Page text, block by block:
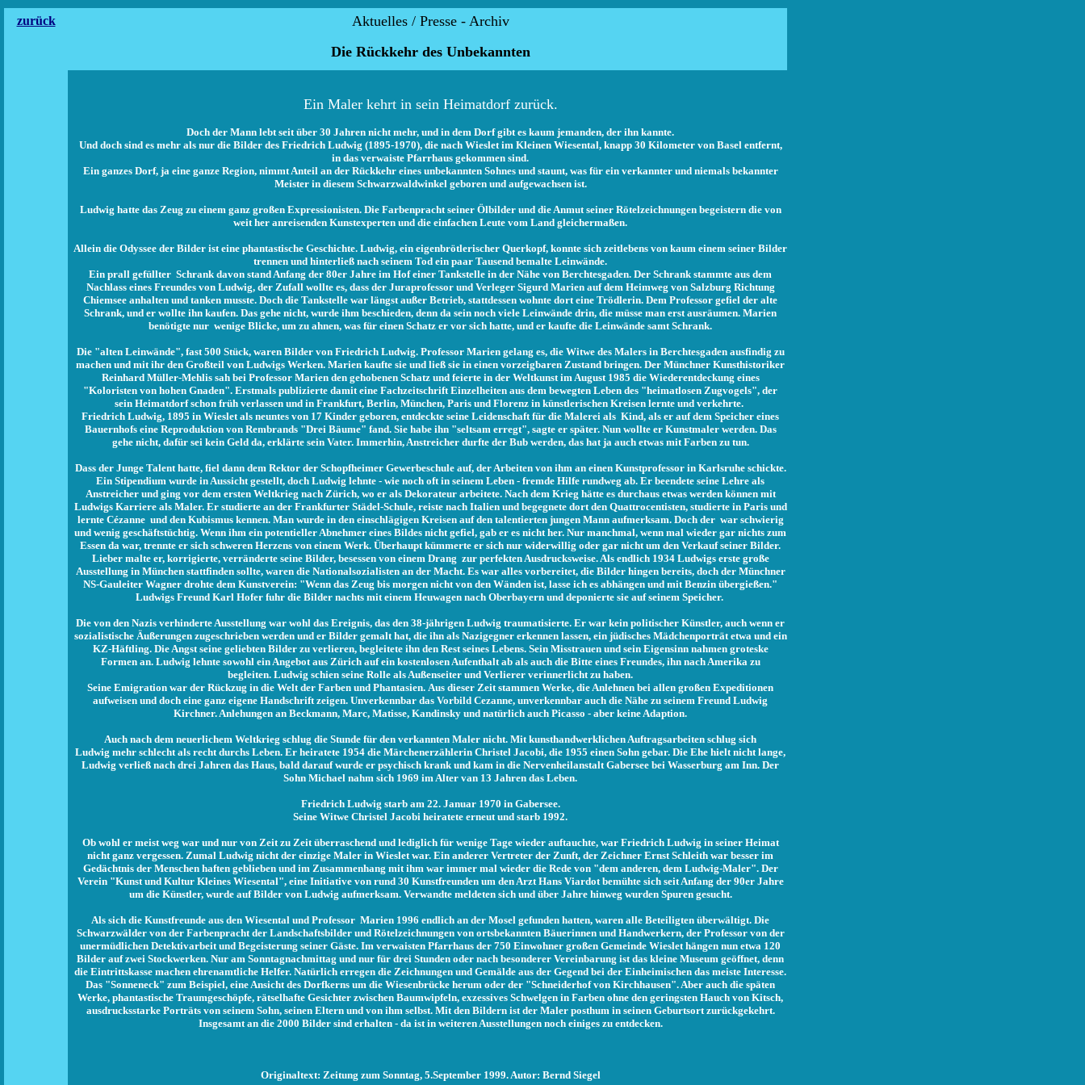
zurück
Aktuelles / Presse - Archiv
Die Rückkehr des Unbekannten
Ein Maler kehrt in sein Heimatdorf zurück.
Doch der Mann lebt seit über 30 Jahren nicht mehr, und in dem Dorf gibt es kaum jemanden, der ihn kannte.
Und doch sind es mehr als nur die Bilder des Friedrich Ludwig (1895-1970), die nach Wieslet im Kleinen Wiesental, knapp 30 Kilometer von Basel entfernt,
in das verwaiste Pfarrhaus gekommen sind.
Ein ganzes Dorf, ja eine ganze Region, nimmt Anteil an der Rückkehr eines unbekannten Sohnes und staunt, was für ein verkannter und niemals bekannter
Meister in diesem Schwarzwaldwinkel geboren und aufgewachsen ist.
Ludwig hatte das Zeug zu einem ganz großen Expressionisten. Die Farbenpracht seiner Ölbilder und die Anmut seiner Rötelzeichnungen begeistern die von
weit her anreisenden Kunstexperten und die einfachen Leute vom Land gleichermaßen.
Allein die Odyssee der Bilder ist eine phantastische Geschichte. Ludwig, ein eigenbrötlerischer Querkopf, konnte sich zeitlebens von kaum einem seiner Bilder
trennen und hinterließ nach seinem Tod ein paar Tausend bemalte Leinwände.
Ein prall gefüllter Schrank davon stand Anfang der 80er Jahre im Hof einer Tankstelle in der Nähe von Berchtesgaden. Der Schrank stammte aus dem
Nachlass eines Freundes von Ludwig, der Zufall wollte es, dass der Juraprofessor und Verleger Sigurd Marien auf dem Heimweg von Salzburg Richtung
Chiemsee anhalten und tanken musste. Doch die Tankstelle war längst außer Betrieb, stattdessen wohnte dort eine Trödlerin. Dem Professor gefiel der alte
Schrank, und er wollte ihn kaufen. Das gehe nicht, wurde ihm beschieden, denn da sein noch viele Leinwände drin, die müsse man erst ausräumen. Marien
benötigte nur wenige Blicke, um zu ahnen, was für einen Schatz er vor sich hatte, und er kaufte die Leinwände samt Schrank.
Die "alten Leinwände", fast 500 Stück, waren Bilder von Friedrich Ludwig. Professor Marien gelang es, die Witwe des Malers in Berchtesgaden ausfindig zu
machen und mit ihr den Großteil von Ludwigs Werken. Marien kaufte sie und ließ sie in einen vorzeigbaren Zustand bringen. Der Münchner Kunsthistoriker
Reinhard Müller-Mehlis sah bei Professor Marien den gehobenen Schatz und feierte in der Weltkunst im August 1985 die Wiederentdeckung eines
"Koloristen von hohen Gnaden". Erstmals publizierte damit eine Fachzeitschrift Einzelheiten aus dem bewegten Leben des "heimatlosen Zugvogels", der
sein Heimatdorf schon früh verlassen und in Frankfurt, Berlin, München, Paris und Florenz in künstlerischen Kreisen lernte und verkehrte.
Friedrich Ludwig, 1895 in Wieslet als neuntes von 17 Kinder geboren, entdeckte seine Leidenschaft für die Malerei als Kind, als er auf dem Speicher eines
Bauernhofs eine Reproduktion von Rembrands "Drei Bäume" fand. Sie habe ihn "seltsam erregt", sagte er später. Nun wollte er Kunstmaler werden. Das
gehe nicht, dafür sei kein Geld da, erklärte sein Vater. Immerhin, Anstreicher durfte der Bub werden, das hat ja auch etwas mit Farben zu tun.
Dass der Junge Talent hatte, fiel dann dem Rektor der Schopfheimer Gewerbeschule auf, der Arbeiten von ihm an einen Kunstprofessor in Karlsruhe schickte.
Ein Stipendium wurde in Aussicht gestellt, doch Ludwig lehnte - wie noch oft in seinem Leben - fremde Hilfe rundweg ab. Er beendete seine Lehre als
Anstreicher und ging vor dem ersten Weltkrieg nach Zürich, wo er als Dekorateur arbeitete. Nach dem Krieg hätte es durchaus etwas werden können mit
Ludwigs Karriere als Maler. Er studierte an der Frankfurter Städel-Schule, reiste nach Italien und begegnete dort den Quattrocentisten, studierte in Paris und
lernte Cézanne und den Kubismus kennen. Man wurde in den einschlägigen Kreisen auf den talentierten jungen Mann aufmerksam. Doch der war schwierig
und wenig geschäftstüchtig. Wenn ihm ein potentieller Abnehmer eines Bildes nicht gefiel, gab er es nicht her. Nur manchmal, wenn mal wieder gar nichts zum
Essen da war, trennte er sich schweren Herzens von einem Werk. Überhaupt kümmerte er sich nur widerwillig oder gar nicht um den Verkauf seiner Bilder.
Lieber malte er, korrigierte, verränderte seine Bilder, besessen von einem Drang zur perfekten Ausdrucksweise. Als endlich 1934 Ludwigs erste große
Ausstellung in München stattfinden sollte, waren die Nationalsozialisten an der Macht. Es war alles vorbereitet, die Bilder hingen bereits, doch der Münchner
NS-Gauleiter Wagner drohte dem Kunstverein: "Wenn das Zeug bis morgen nicht von den Wänden ist, lasse ich es abhängen und mit Benzin übergießen."
Ludwigs Freund Karl Hofer fuhr die Bilder nachts mit einem Heuwagen nach Oberbayern und deponierte sie auf seinem Speicher.
Die von den Nazis verhinderte Ausstellung war wohl das Ereignis, das den 38-jährigen Ludwig traumatisierte. Er war kein politischer Künstler, auch wenn er
sozialistische Äußerungen zugeschrieben werden und er Bilder gemalt hat, die ihn als Nazigegner erkennen lassen, ein jüdisches Mädchenporträt etwa und ein
KZ-Häftling. Die Angst seine geliebten Bilder zu verlieren, begleitete ihn den Rest seines Lebens. Sein Misstrauen und sein Eigensinn nahmen groteske
Formen an. Ludwig lehnte sowohl ein Angebot aus Zürich auf ein kostenlosen Aufenthalt ab als auch die Bitte eines Freundes, ihn nach Amerika zu
begleiten. Ludwig schien seine Rolle als Außenseiter und Verlierer verinnerlicht zu haben.
Seine Emigration war der Rückzug in die Welt der Farben und Phantasien. Aus dieser Zeit stammen Werke, die Anlehnen bei allen großen Expeditionen
aufweisen und doch eine ganz eigene Handschrift zeigen. Unverkennbar das Vorbild Cezanne, unverkennbar auch die Nähe zu seinem Freund Ludwig
Kirchner. Anlehungen an Beckmann, Marc, Matisse, Kandinsky und natürlich auch Picasso - aber keine Adaption.
Auch nach dem neuerlichem Weltkrieg schlug die Stunde für den verkannten Maler nicht. Mit kunsthandwerklichen Auftragsarbeiten schlug sich
Ludwig mehr schlecht als recht durchs Leben. Er heiratete 1954 die Märchenerzählerin Christel Jacobi, die 1955 einen Sohn gebar. Die Ehe hielt nicht lange,
Ludwig verließ nach drei Jahren das Haus, bald darauf wurde er psychisch krank und kam in die Nervenheilanstalt Gabersee bei Wasserburg am Inn. Der
Sohn Michael nahm sich 1969 im Alter van 13 Jahren das Leben.
Friedrich Ludwig starb am 22. Januar 1970 in Gabersee.
Seine Witwe Christel Jacobi heiratete erneut und starb 1992.
Ob wohl er meist weg war und nur von Zeit zu Zeit überraschend und lediglich für wenige Tage wieder auftauchte, war Friedrich Ludwig in seiner Heimat
nicht ganz vergessen. Zumal Ludwig nicht der einzige Maler in Wieslet war. Ein anderer Vertreter der Zunft, der Zeichner Ernst Schleith war besser im
Gedächtnis der Menschen haften geblieben und im Zusammenhang mit ihm war immer mal wieder die Rede von "dem anderen, dem Ludwig-Maler". Der
Verein "Kunst und Kultur Kleines Wiesental", eine Initiative von rund 30 Kunstfreunden um den Arzt Hans Viardot bemühte sich seit Anfang der 90er Jahre
um die Künstler, wurde auf Bilder von Ludwig aufmerksam. Verwandte meldeten sich und über Jahre hinweg wurden Spuren gesucht.
Als sich die Kunstfreunde aus den Wiesental und Professor Marien 1996 endlich an der Mosel gefunden hatten, waren alle Beteiligten überwältigt. Die
Schwarzwälder von der Farbenpracht der Landschaftsbilder und Rötelzeichnungen von ortsbekannten Bäuerinnen und Handwerkern, der Professor von der
unermüdlichen Detektivarbeit und Begeisterung seiner Gäste. Im verwaisten Pfarrhaus der 750 Einwohner großen Gemeinde Wieslet hängen nun etwa 120
Bilder auf zwei Stockwerken. Nur am Sonntagnachmittag und nur für drei Stunden oder nach besonderer Vereinbarung ist das kleine Museum geöffnet, denn
die Eintrittskasse machen ehrenamtliche Helfer. Natürlich erregen die Zeichnungen und Gemälde aus der Gegend bei der Einheimischen das meiste Interesse.
Das "Sonneneck" zum Beispiel, eine Ansicht des Dorfkerns um die Wiesenbrücke herum oder der "Schneiderhof von Kirchhausen". Aber auch die späten
Werke, phantastische Traumgeschöpfe, rätselhafte Gesichter zwischen Baumwipfeln, exzessives Schwelgen in Farben ohne den geringsten Hauch von Kitsch,
ausdrucksstarke Porträts von seinem Sohn, seinen Eltern und von ihm selbst. Mit den Bildern ist der Maler posthum in seinen Geburtsort zurückgekehrt.
Insgesamt an die 2000 Bilder sind erhalten - da ist in weiteren Ausstellungen noch einiges zu entdecken.
Originaltext: Zeitung zum Sonntag, 5.September 1999. Autor: Bernd Siegel